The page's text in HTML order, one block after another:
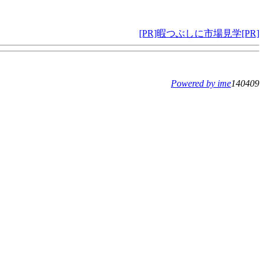
[PR]暇つぶしに市場見学[PR]
Powered by ime140409